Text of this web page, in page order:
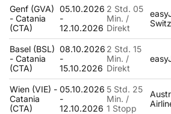
Genf (GVA)
- Catania
(CTA)
05.10.2026
-
12.10.2026
2 Std. 05
Min. /
Direkt
Basel (BSL)
- Catania
(CTA)
08.10.2026
-
15.10.2026
2 Std. 15
Min. /
Direkt
Wien (VIE) -
Catania
(CTA)
05.10.2026
-
12.10.2026
5 Std. 25
Min. /
1 Stopp